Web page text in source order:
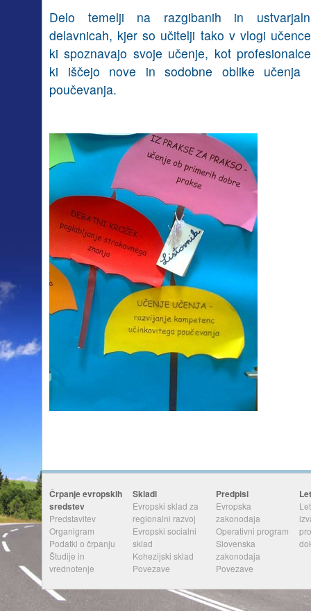
Delo temelji na razgibanih in
delavnicah, kjer so učitelji tako v vlogi
ki spoznavajo svoje učenje, kot
ki iščejo nove in sodobne oblike učenja
poučevanja.
Črpanje evropskih
sredstev
Predstavitev
Organigram
Podatki o črpanju
Študije in
vrednotenje
Skladi
Evropski sklad za
regionalni razvoj
Evropski socialni
sklad
Kohezijski sklad
Povezave
Predpisi
Evropska
zakonodaja
Operativni program
Slovenska
zakonodaja
Povezave